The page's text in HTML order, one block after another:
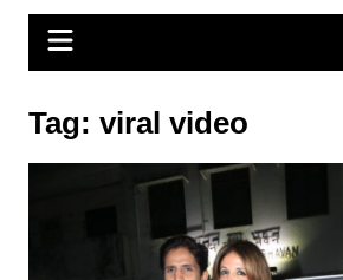
Tag: viral video